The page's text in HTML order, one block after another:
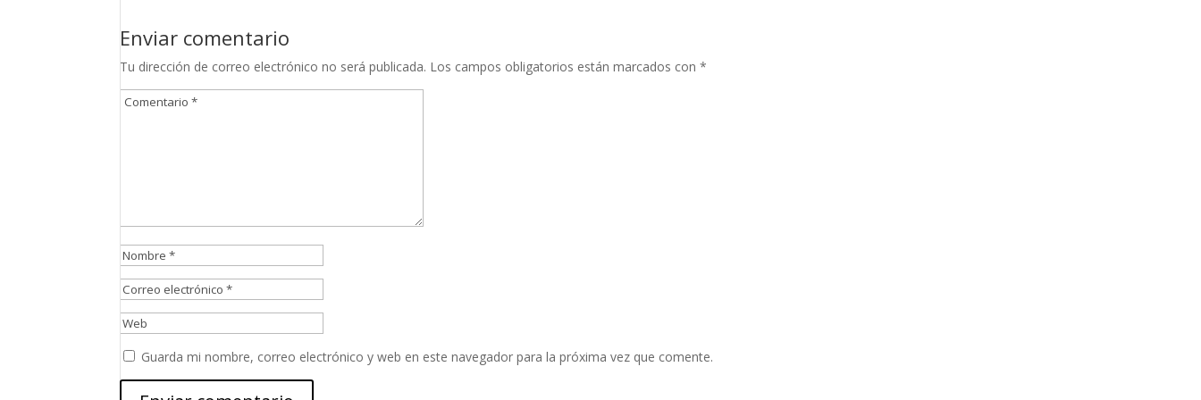
Enviar comentario
Tu dirección de correo electrónico no será publicada. Los campos obligatorios están marcados con*
Guarda mi nombre, correo electrónico y web en este navegador para la próxima vez que comente.